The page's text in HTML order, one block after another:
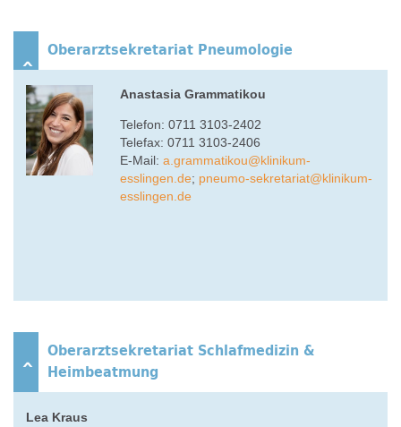
Oberarztsekretariat Pneumologie
Anastasia Grammatikou
Telefon: 0711 3103-2402
Telefax: 0711 3103-2406
E-Mail: a.grammatikou@klinikum-
esslingen.de; pneumo-sekretariat@klinikum-
esslingen.de
Oberarztsekretariat Schlafmedizin &
Heimbeatmung
Lea Kraus